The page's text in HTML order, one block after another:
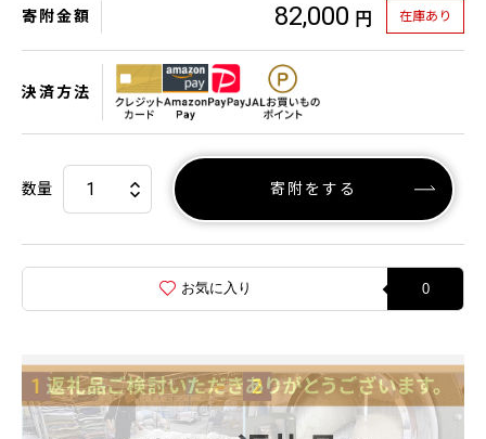
寄附金額 82,000 円 在庫あり
決済方法
数量 寄附をする
お気に入り 0